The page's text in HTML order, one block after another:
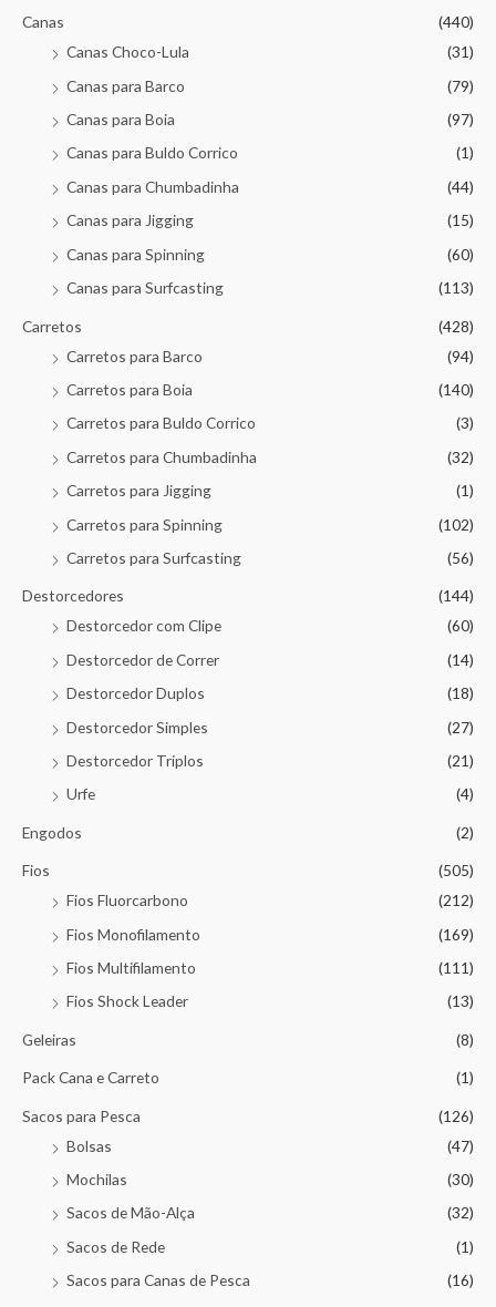
Canas
(440)
Canas Choco-Lula
(31)
Canas para Barco
(79)
Canas para Boia
(97)
Canas para Buldo Corrico
(1)
Canas para Chumbadinha
(44)
Canas para Jigging
(15)
Canas para Spinning
(60)
Canas para Surfcasting
(113)
Carretos
(428)
Carretos para Barco
(94)
Carretos para Boia
(140)
Carretos para Buldo Corrico
(3)
Carretos para Chumbadinha
(32)
Carretos para Jigging
(1)
Carretos para Spinning
(102)
Carretos para Surfcasting
(56)
Destorcedores
(144)
Destorcedor com Clipe
(60)
Destorcedor de Correr
(14)
Destorcedor Duplos
(18)
Destorcedor Simples
(27)
Destorcedor Triplos
(21)
Urfe
(4)
Engodos (2)
Fios
(505)
Fios Fluorcarbono
(212)
Fios Monofilamento
(169)
Fios Multifilamento
(111)
Fios Shock Leader
(13)
Geleiras (8)
Pack Cana e Carreto (1)
Sacos para Pesca
(126)
Bolsas
(47)
Mochilas
(30)
Sacos de Mão-Alça
(32)
Sacos de Rede
(1)
Sacos para Canas de Pesca
(16)